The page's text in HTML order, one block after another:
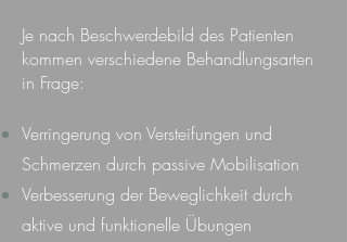
Je nach Beschwerdebild des Patienten
kommen verschiedene Behandlungsarten
in Frage:
Verringerung von Versteifungen und
Schmerzen durch passive Mobilisation
Verbesserung der Beweglichkeit durch
aktive und funktionelle Übungen